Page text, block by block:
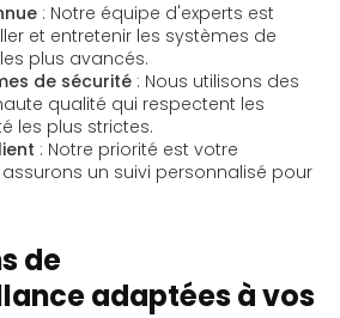
: Notre équipe d'experts est
et entretenir les systèmes de
plus avancés.
de sécurité : Nous utilisons des
qualité qui respectent les
les plus strictes.
: Notre priorité est votre
un suivi personnalisé pour
de
adaptées à vos